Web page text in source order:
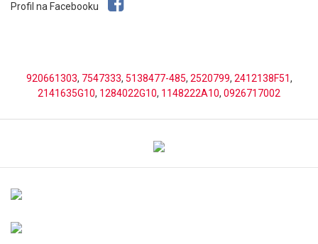
Profil na Facebooku
920661303, 7547333, 5138477-485, 2520799, 2412138F51,
2141635G10, 1284022G10, 1148222A10, 0926717002